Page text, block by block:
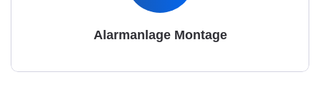
Alarmanlage Montage